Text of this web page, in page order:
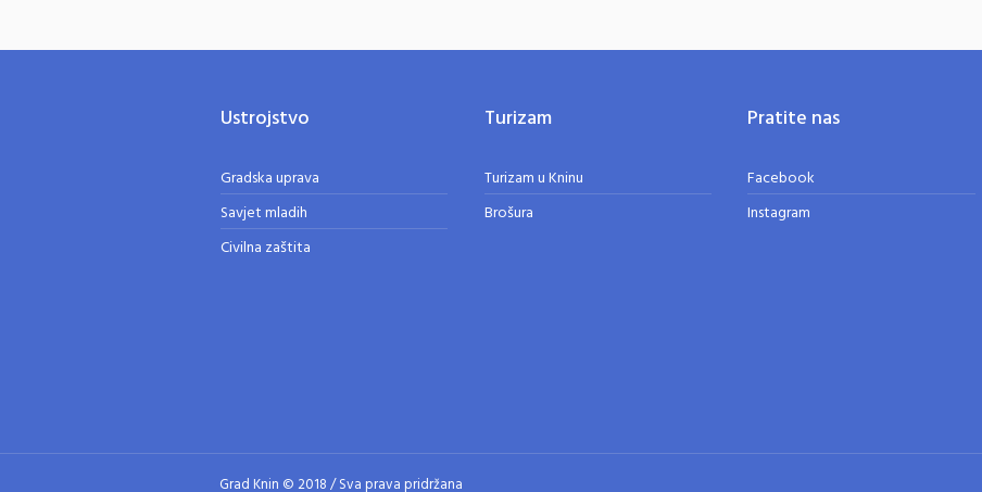
Ustrojstvo
Gradska uprava
Savjet mladih
Civilna zaštita
Turizam
Turizam u Kninu
Brošura
Pratite nas
Facebook
Instagram
Grad Knin © 2018 / Sva prava pridržana